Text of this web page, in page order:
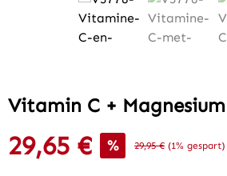
Vitamin C +
Verkaufspreis:
29,65 € % Regulärer Preis:
29,95 € (1% gespart)